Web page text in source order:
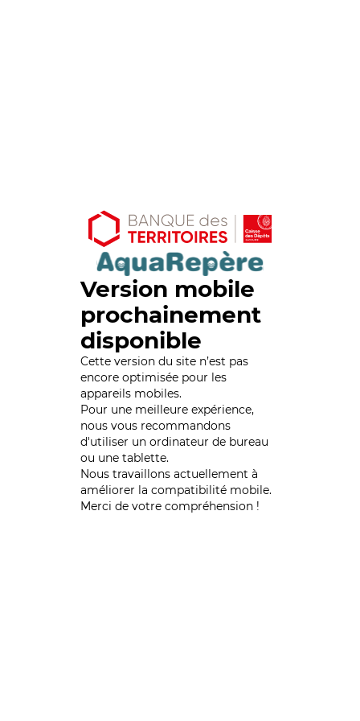
Version mobile
prochainement
disponible
Cette version du site n’est pas
encore optimisée pour les
appareils mobiles.
Pour une meilleure expérience,
nous vous recommandons
d'utiliser un ordinateur de bureau
ou une tablette.
Nous travaillons actuellement à
améliorer la compatibilité mobile.
Merci de votre compréhension !